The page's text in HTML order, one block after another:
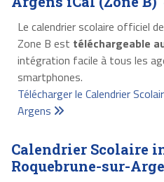
Le calendrier scolaire officiel
Zone B est téléchargeable
intégration facile à tous les
smartphones.
Télécharger le Calendrier
Argens
Calendrier Scolaire
Roquebrune-sur-